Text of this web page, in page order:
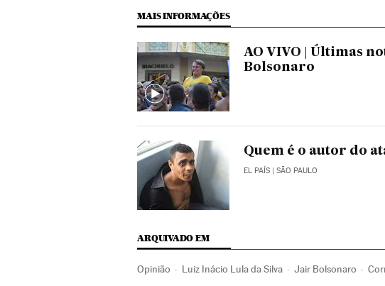
MAIS INFORMAÇÕES
AO VIVO | Últimas
Bolsonaro
Quem é o autor do
EL PAÍS | SÃO PAULO
ARQUIVADO EM
Opinião Luiz Inácio Lula da Silva Jair Bolsonaro